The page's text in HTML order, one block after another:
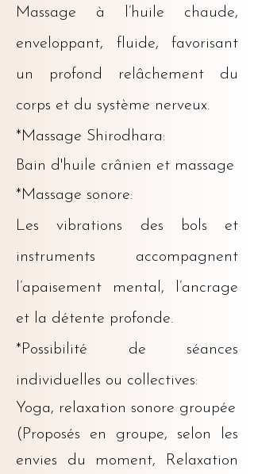
Massage à l’huile chaude,
enveloppant, fluide, favorisant
un profond relâchement du
corps et du système nerveux.
*Massage Shirodhara:
Bain d'huile crânien et massage
*Massage sonore:
Les vibrations des bols et
instruments accompagnent
l’apaisement mental, l’ancrage
et la détente profonde.
*Possibilité de séances
individuelles ou collectives:
Yoga, relaxation sonore groupée
(Proposés en groupe, selon les
envies du moment, Relaxation